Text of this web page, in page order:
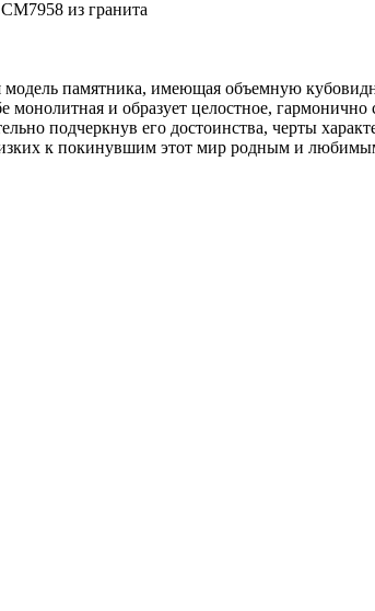
памятника, имеющая объемную
монолитная и образует целостное,
подчеркнув его достоинства, черты
к покинувшим этот мир родным и